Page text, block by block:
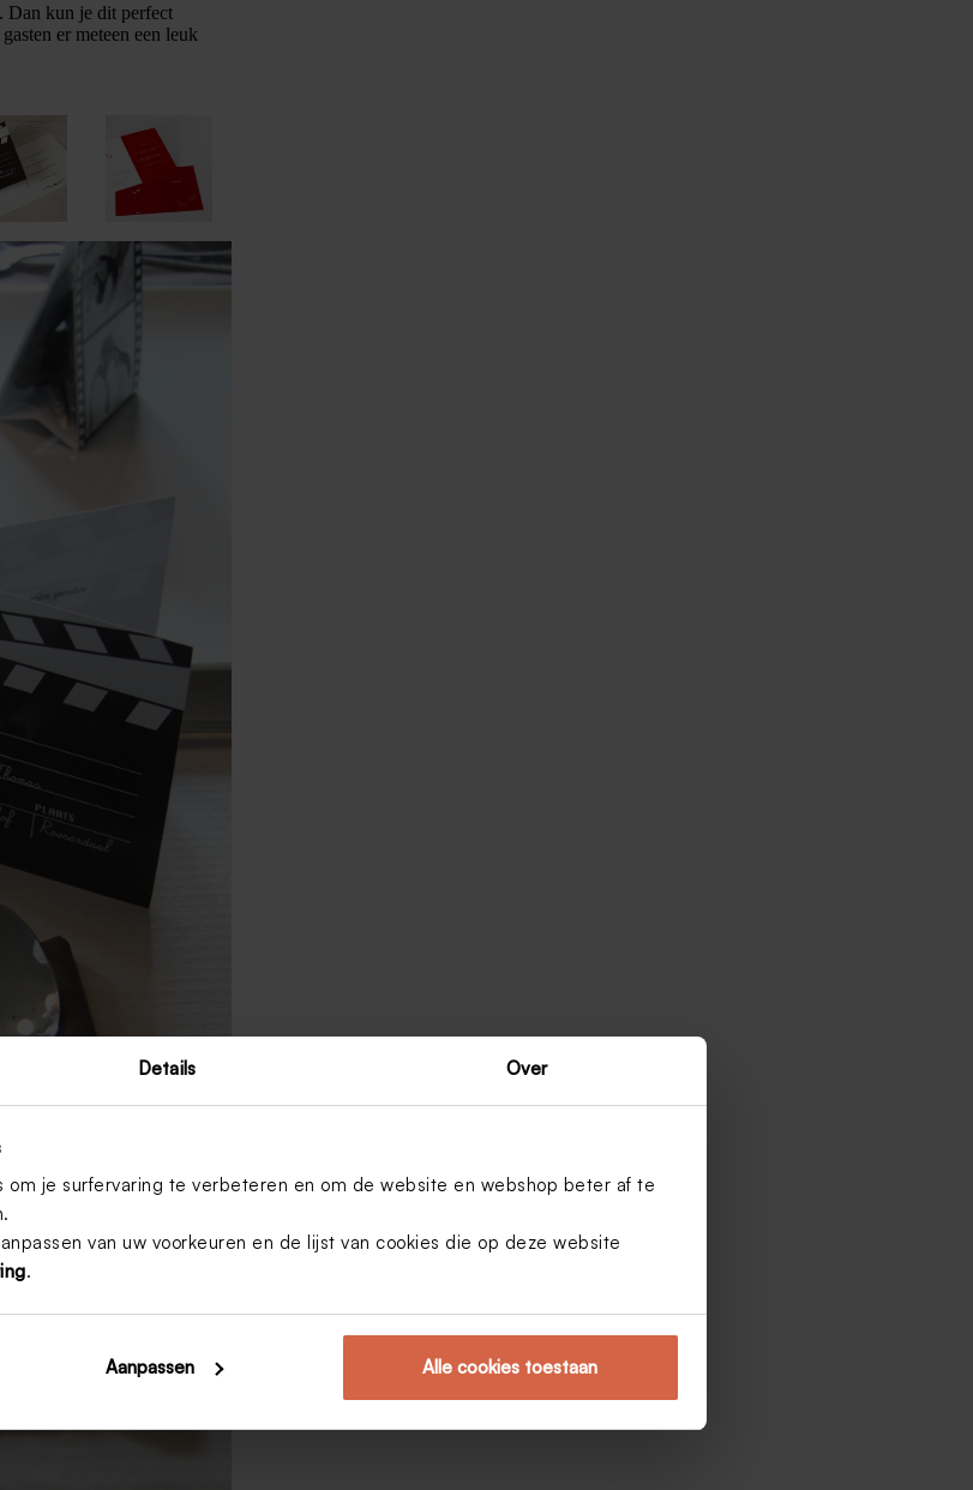
Details Over
om je surfervaring te verbeteren en om de website en webshop beter af te
van uw voorkeuren en de lijst van cookies die op deze website
.
Aanpassen Alle cookies toestaan
Dan kun je dit perfect
er meteen een leuk